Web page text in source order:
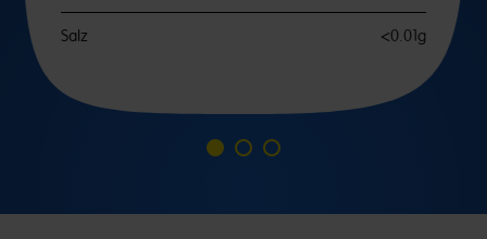
Salz <0.01g
Go
1
Go
2
Go
3